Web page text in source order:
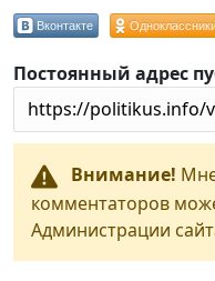
Вконтакте
Постоянный адрес
Внимание!
комментаторов
Администрации